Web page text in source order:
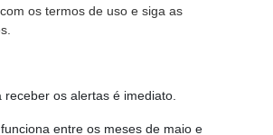
os termos de uso e siga as
os alertas é imediato.
entre os meses de maio e